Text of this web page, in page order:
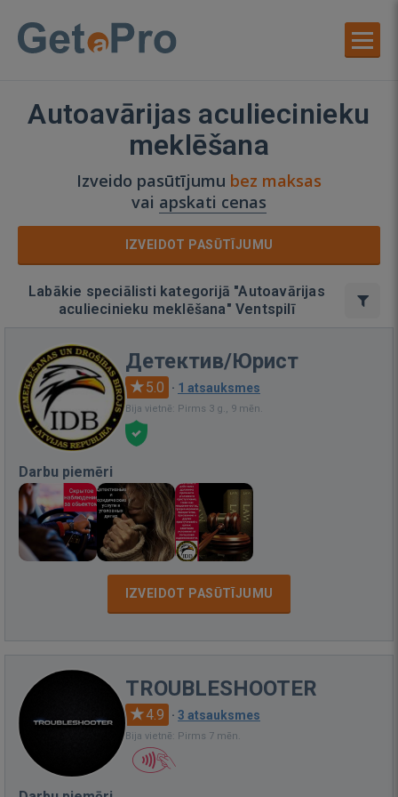
Autoavārijas aculiecinieku
meklēšana
Izveido pasūtījumu bez maksas
vai apskati cenas
IZVEIDOT PASŪTĪJUMU
Labākie speciālisti kategorijā "Autoavārijas
aculiecinieku meklēšana" Ventspilī
Детектив/Юрист
5.0 · 1 atsauksmes
Bija vietnē: Pirms 3 g., 9 mēn.
Darbu piemēri
IZVEIDOT PASŪTĪJUMU
TROUBLESHOOTER
4.9 · 3 atsauksmes
Bija vietnē: Pirms 7 mēn.